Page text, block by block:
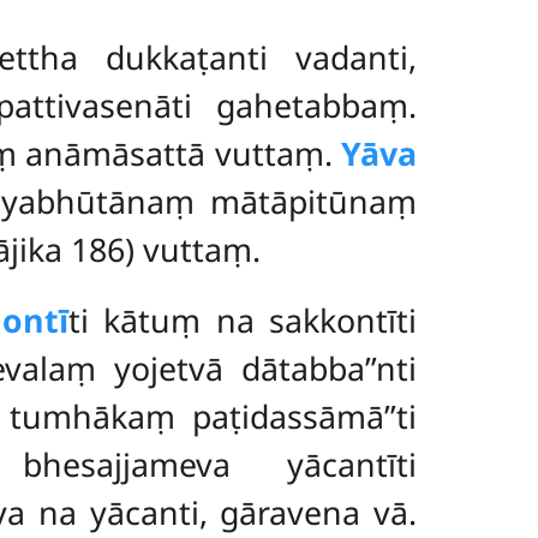
dukkaṭanti vadanti,
gahetabbaṃ.
anāmāsattā vuttaṃ.Yāva
mātāpitūnaṃ
186) vuttaṃ.
ti kātuṃ na sakkontīti
yojetvā dātabba’’nti
paṭidassāmā’’ti
yācantīti
na yācanti, gāravena vā.